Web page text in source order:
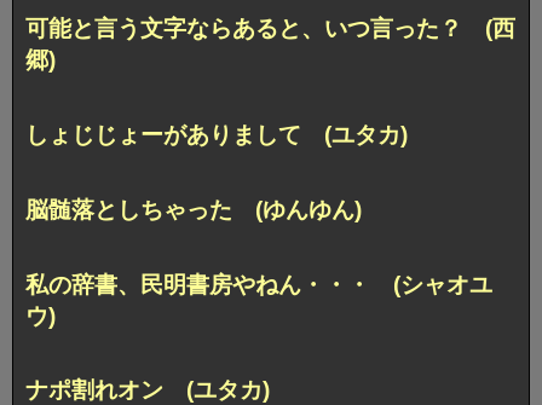
可能と言う文字ならあると、いつ言った？ (西
郷)
しょじじょーがありまして (ユタカ)
脳髄落としちゃった (ゆんゆん)
私の辞書、民明書房やねん・・・ (シャオユ
ウ)
ナポ割れオン (ユタカ)